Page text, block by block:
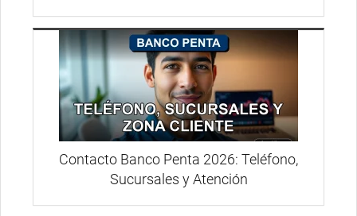
Contacto Banco Penta 2026: Teléfono,
Sucursales y Atención